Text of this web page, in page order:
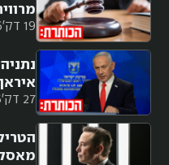
19 דק'
אביר
27 דק'
מורן